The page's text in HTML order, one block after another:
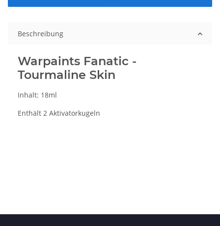
Beschreibung
Warpaints Fanatic -
Tourmaline Skin
Inhalt: 18ml
Enthält 2 Aktivatorkugeln